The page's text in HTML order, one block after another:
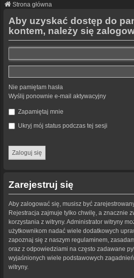
Strona główna
Aby uzyskać dostęp do
kontem, należy się
Nie pamiętam hasła
Wyślij ponownie e-mail aktywacyjny
Zapamiętaj mnie
Ukryj mój status podczas tej sesji
Zarejestruj się
Aby zalogować się, musisz być
Rejestracja zajmuje tylko chwilę, a znacznie
korzystania z witryny. Administrator witryny
użytkownikom nadać wiele dodatkowych
zapoznaj się z naszym regulaminem,
oraz z odpowiedziami na często zadawane
wyjaśnionych wiele podstawowych
witryny.